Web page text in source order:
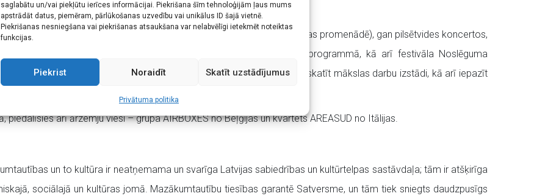
saglabātu un/vai piekļūtu ierīces informācijai. Piekrišana šīm tehnoloģijām ļaus mums
apstrādāt datus, piemēram, pārlūkošanas uzvedību vai unikālus ID šajā vietnē.
Piekrišanas nesniegšana vai piekrišanas atsaukšana var nelabvēlīgi ietekmēt noteiktas
funkcijas.
Piekrist Noraidīt Skatīt uzstādījumus
Privātuma politika
moldāvu, poļu, romu, spāņu, ukraiņu un vācu.
uz centrālās skatuves Festivāla laukumā (Liepājas Vecās ostmalas promenādē), gan pilsētvides koncertos,
koncertprogrammā, instrumentālo ansambļu un orķestru koncertprogrammā, kā arī festivāla Noslēguma
Līdzās koncertprogrammām, ikvienam interesentam būs iespēja apskatīt mākslas darbu izstādi, kā arī iepazīt
virtuves.
arī ārzemju viesi – grupa AIRBOXES no Beļģijas un kvartets AREASUD no Itālijas.
un to kultūra ir neatņemama un svarīga Latvijas sabiedrības un kultūrtelpas sastāvdaļa; tām ir atšķirīga
sociālajā un kultūras jomā. Mazākumtautību tiesības garantē Satversme, un tām tiek sniegts daudzpusīgs